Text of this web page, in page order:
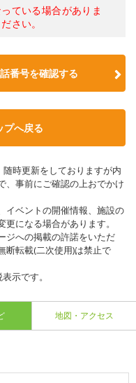
ている場合がありま
さい。
番号を確認する
プへ戻る
時更新をしておりますが内
、事前にご確認の上おでかけ
イベントの開催情報、施設の
になる場合があります。
ジへの掲載の許諾をいただ
断転載(二次使用)は禁止で
示です。
地図・アクセス